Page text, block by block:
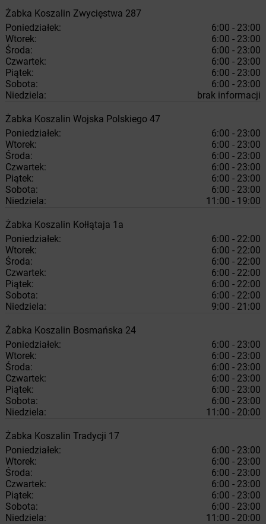
Żabka Koszalin Zwycięstwa 287
Poniedziałek:
6:00 - 23:00
Wtorek:
6:00 - 23:00
Środa:
6:00 - 23:00
Czwartek:
6:00 - 23:00
Piątek:
6:00 - 23:00
Sobota:
6:00 - 23:00
Niedziela:
brak informacji
Żabka Koszalin Wojska Polskiego 47
Poniedziałek:
6:00 - 23:00
Wtorek:
6:00 - 23:00
Środa:
6:00 - 23:00
Czwartek:
6:00 - 23:00
Piątek:
6:00 - 23:00
Sobota:
6:00 - 23:00
Niedziela:
11:00 - 19:00
Żabka Koszalin Kołłątaja 1a
Poniedziałek:
6:00 - 22:00
Wtorek:
6:00 - 22:00
Środa:
6:00 - 22:00
Czwartek:
6:00 - 22:00
Piątek:
6:00 - 22:00
Sobota:
6:00 - 22:00
Niedziela:
9:00 - 21:00
Żabka Koszalin Bosmańska 24
Poniedziałek:
6:00 - 23:00
Wtorek:
6:00 - 23:00
Środa:
6:00 - 23:00
Czwartek:
6:00 - 23:00
Piątek:
6:00 - 23:00
Sobota:
6:00 - 23:00
Niedziela:
11:00 - 20:00
Żabka Koszalin Tradycji 17
Poniedziałek:
6:00 - 23:00
Wtorek:
6:00 - 23:00
Środa:
6:00 - 23:00
Czwartek:
6:00 - 23:00
Piątek:
6:00 - 23:00
Sobota:
6:00 - 23:00
Niedziela:
11:00 - 20:00